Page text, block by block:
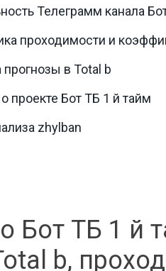
Телеграмм канала
проходимости и
в Total b
проекте Бот ТБ 1 й тайм
zhylban
Бот ТБ 1 й
b,